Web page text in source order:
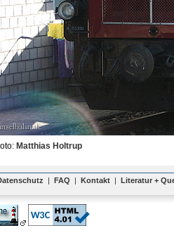
Matthias Holtrup
| FAQ | Kontakt | Literatur +